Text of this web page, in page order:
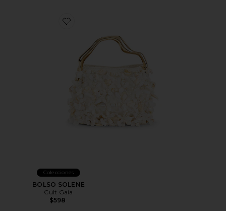
Favorite BOLSO SOLENE
Colecciones
BOLSO SOLENE
Cult Gaia
$598